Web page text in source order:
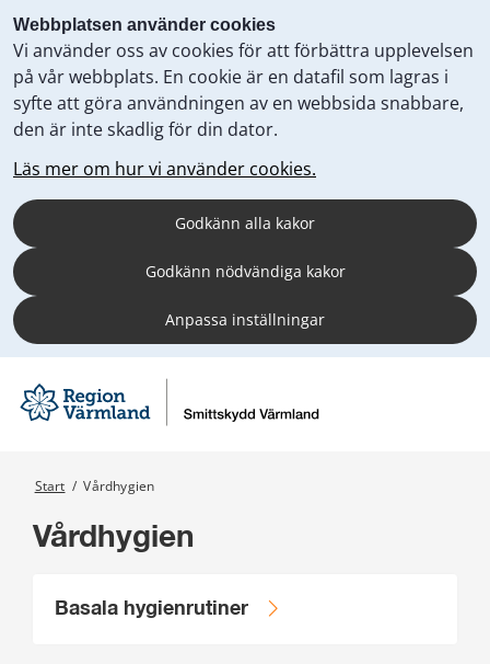
Webbplatsen använder cookies
Vi använder oss av cookies för att förbättra upplevelsen
på vår webbplats. En cookie är en datafil som lagras i
syfte att göra användningen av en webbsida snabbare,
den är inte skadlig för din dator.
Läs mer om hur vi använder cookies.
Godkänn alla kakor
Godkänn nödvändiga kakor
Anpassa inställningar
Start / Vårdhygien
Vårdhygien
Basala hygienrutiner